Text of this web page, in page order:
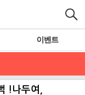
이벤트
!나두여,